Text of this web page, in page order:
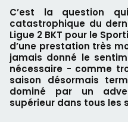
C’est la question
catastrophique du
Ligue 2 BKT pour le
d’une prestation très
jamais donné le
nécessaire - comme
saison désormais
dominé par un
supérieur dans tous les